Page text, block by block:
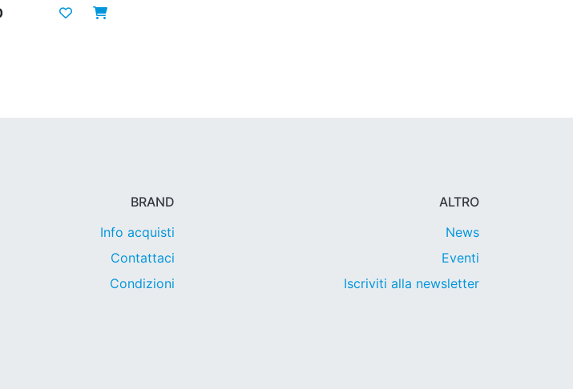
BRAND
Info acquisti
Contattaci
Condizioni
ALTRO
News
Eventi
Iscriviti alla newsletter